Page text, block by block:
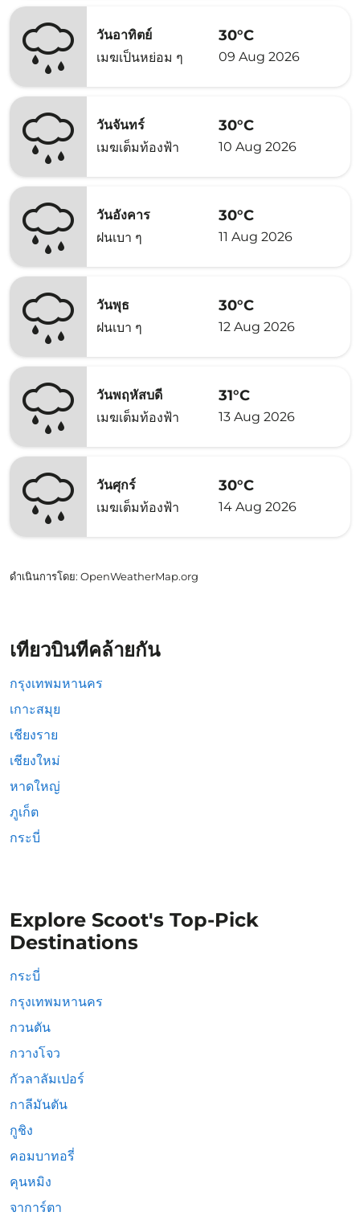
วันอาทิตย์
เมฆเป็นหย่อม ๆ
30°C
09 Aug 2026
วันจันทร์
เมฆเต็มท้องฟ้า
30°C
10 Aug 2026
วันอังคาร
ฝนเบา ๆ
30°C
11 Aug 2026
วันพุธ
ฝนเบา ๆ
30°C
12 Aug 2026
วันพฤหัสบดี
เมฆเต็มท้องฟ้า
31°C
13 Aug 2026
วันศุกร์
เมฆเต็มท้องฟ้า
30°C
14 Aug 2026
ดำเนินการโดย: OpenWeatherMap.org
เที่ยวบินที่คล้ายกัน
กรุงเทพมหานคร
เกาะสมุย
เชียงราย
เชียงใหม่
หาดใหญ่
ภูเก็ต
กระบี่
Explore Scoot's Top-Pick
Destinations
กระบี่
กรุงเทพมหานคร
กวนตัน
กวางโจว
กัวลาลัมเปอร์
กาลีมันตัน
กูชิง
คอมบาทอรี่
คุนหมิง
จาการ์ตา